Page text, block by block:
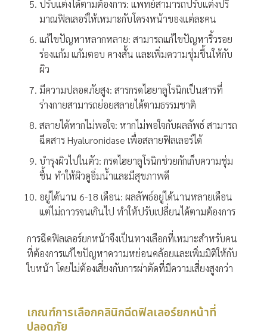
ปรับแต่งได้ตามต้องการ: แพทย์สามารถปรับแต่งปริ
มาณฟิลเลอร์ให้เหมาะกับโครงหน้าของแต่ละคน
แก้ไขปัญหาหลากหลาย: สามารถแก้ไขปัญหาริ้วรอย
ร่องแก้ม แก้มตอบ คางสั้น และเพิ่มความชุ่มชื้นให้กับ
ผิว
มีความปลอดภัยสูง: สารกรดไฮยาลูโรนิกเป็นสารที่
ร่างกายสามารถย่อยสลายได้ตามธรรมชาติ
สลายได้หากไม่พอใจ: หากไม่พอใจกับผลลัพธ์ สามารถ
ฉีดสาร Hyaluronidase เพื่อสลายฟิลเลอร์ได้
บำรุงผิวไปในตัว: กรดไฮยาลูโรนิกช่วยกักเก็บความชุ่ม
ชื้น ทำให้ผิวดูอิ่มน้ำและมีสุขภาพดี
อยู่ได้นาน 6-18 เดือน: ผลลัพธ์อยู่ได้นานหลายเดือน
แต่ไม่ถาวรจนเกินไป ทำให้ปรับเปลี่ยนได้ตามต้องการ
การฉีดฟิลเลอร์ยกหน้าจึงเป็นทางเลือกที่เหมาะสำหรับคน
ที่ต้องการแก้ไขปัญหาความหย่อนคล้อยและเพิ่มมิติให้กับ
ใบหน้า โดยไม่ต้องเสี่ยงกับการผ่าตัดที่มีความเสี่ยงสูงกว่า
เกณฑ์การเลือกคลินิกฉีดฟิลเลอร์ยกหน้าที่
ปลอดภัย